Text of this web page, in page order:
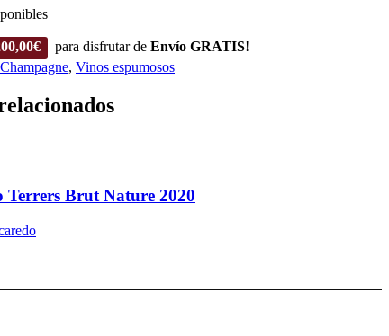
€ para disfrutar de Envío GRATIS!
, Vinos espumosos
Terrers Brut Nature 2020